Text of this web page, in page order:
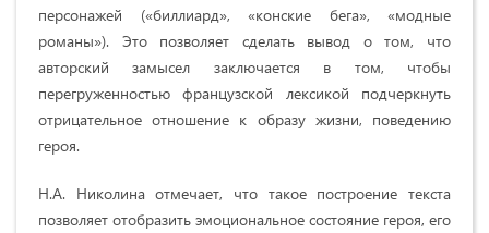
персонажей («биллиард», «конские бега», «модные
романы»). Это позволяет сделать вывод о том, что
авторский замысел заключается в том, чтобы
перегруженностью французской лексикой подчеркнуть
отрицательное отношение к образу жизни, поведению
героя.
Н.А. Николина отмечает, что такое построение текста
позволяет отобразить эмоциональное состояние героя, его